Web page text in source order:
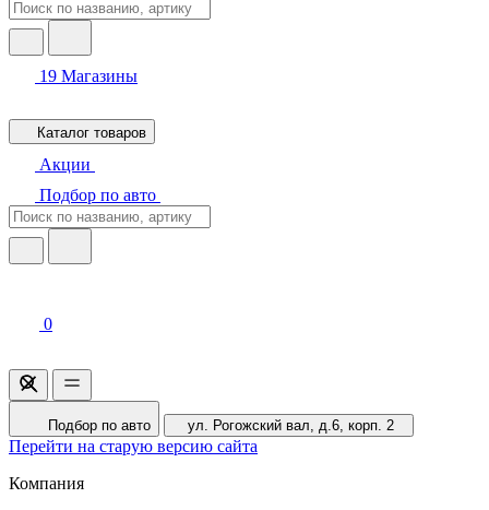
19 Магазины
Каталог товаров
Акции
Подбор по авто
0
Подбор по авто ул. Рогожский вал, д.6, корп. 2
Перейти на старую версию сайта
Компания